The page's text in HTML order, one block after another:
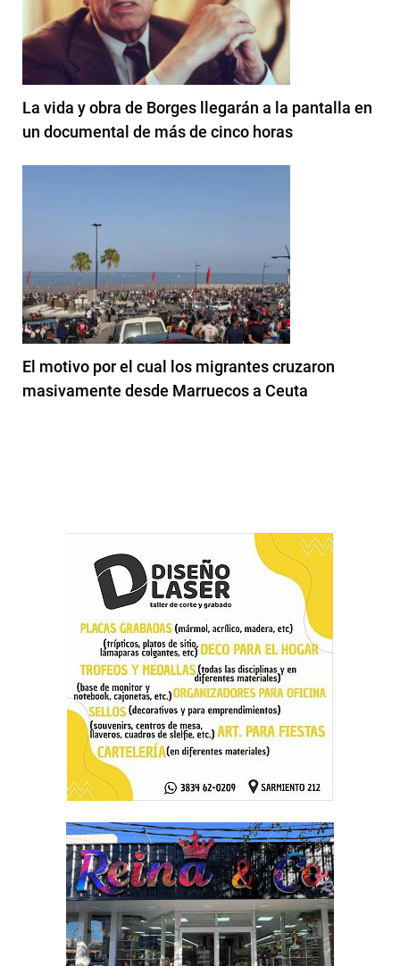
La vida y obra de Borges llegarán a la pantalla en
un documental de más de cinco horas
El motivo por el cual los migrantes cruzaron
masivamente desde Marruecos a Ceuta